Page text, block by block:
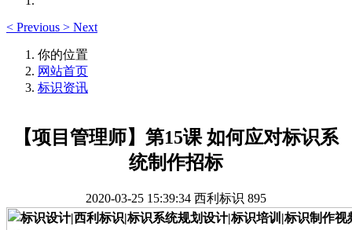
< Previous > Next
你的位置
网站首页
标识资讯
【项目管理师】第15课 如何应对标识系
统制作招标
2020-03-25 15:39:34 西利标识 895